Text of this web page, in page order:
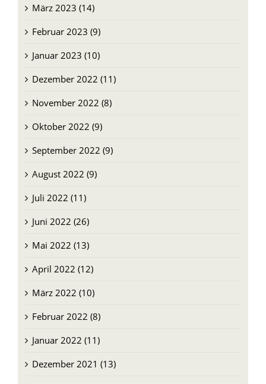
März 2023 (14)
Februar 2023 (9)
Januar 2023 (10)
Dezember 2022 (11)
November 2022 (8)
Oktober 2022 (9)
September 2022 (9)
August 2022 (9)
Juli 2022 (11)
Juni 2022 (26)
Mai 2022 (13)
April 2022 (12)
März 2022 (10)
Februar 2022 (8)
Januar 2022 (11)
Dezember 2021 (13)